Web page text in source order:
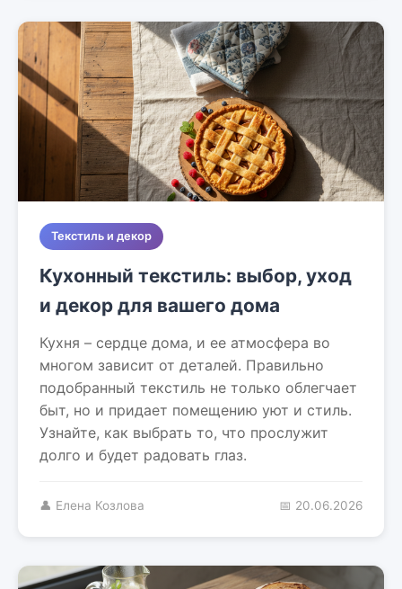
Текстиль и декор
Кухонный текстиль: выбор, уход
и декор для вашего дома
Кухня – сердце дома, и ее атмосфера во
многом зависит от деталей. Правильно
подобранный текстиль не только облегчает
быт, но и придает помещению уют и стиль.
Узнайте, как выбрать то, что прослужит
долго и будет радовать глаз.
👤 Елена Козлова 📅 20.06.2026